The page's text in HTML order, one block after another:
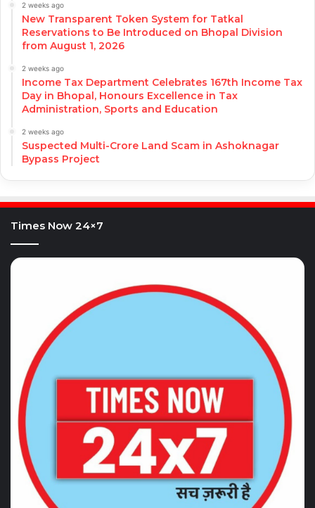
2 weeks ago
New Transparent Token System for Tatkal
Reservations to Be Introduced on Bhopal Division
from August 1, 2026
2 weeks ago
Income Tax Department Celebrates 167th Income Tax
Day in Bhopal, Honours Excellence in Tax
Administration, Sports and Education
2 weeks ago
Suspected Multi-Crore Land Scam in Ashoknagar
Bypass Project
Times Now 24×7